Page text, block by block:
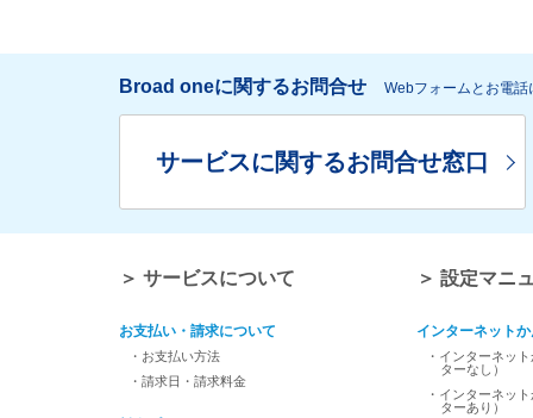
Broad oneに関するお問合せ Webフォームとお電
サービスに関するお問合せ窓口
＞ サービスについて
お支払い・請求について
・お支払い方法
・請求日・請求料金
＞ 設定マニ
インターネット
・インターネッ
ターなし）
・インターネッ
ターあり）